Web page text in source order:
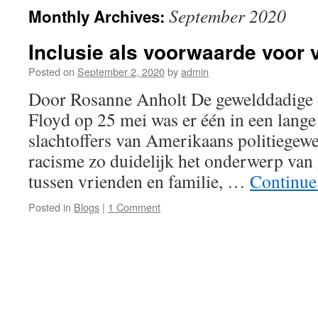
Monthly Archives: September 2020
Inclusie als voorwaarde voor
Posted on September 2, 2020byadmin
Door Rosanne Anholt De
Floyd op 25 mei was er één in een
slachtoffers van Amerikaans
racisme zo duidelijk het onderwerp van
tussen vrienden en familie, …
Posted in Blogs | 1 Comment